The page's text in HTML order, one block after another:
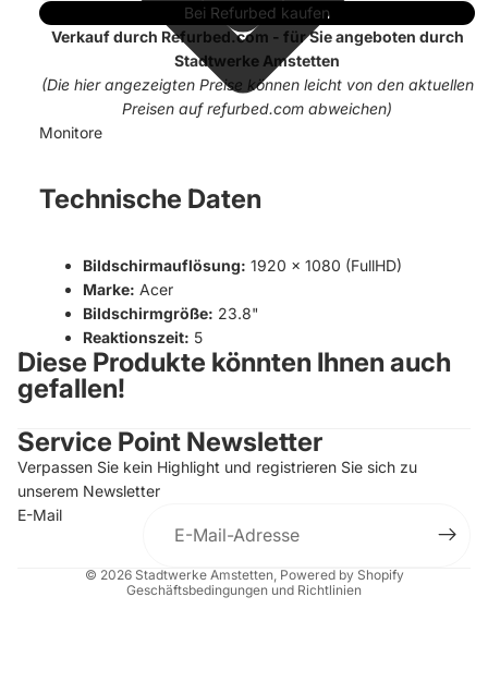
Bei Refurbed kaufen
Verkauf durch Refurbed.com - für Sie angeboten durch
Stadtwerke Amstetten
(Die hier angezeigten Preise können leicht von den aktuellen
Preisen auf refurbed.com abweichen)
Monitore
Technische Daten
Bildschirmauflösung: 1920 x 1080 (FullHD)
Marke: Acer
Bildschirmgröße: 23.8"
Reaktionszeit: 5
Diese Produkte könnten Ihnen auch
gefallen!
Service Point Newsletter
Verpassen Sie kein Highlight und registrieren Sie sich zu
unserem Newsletter
E-Mail
© 2026 Stadtwerke Amstetten, Powered by Shopify
Geschäftsbedingungen und Richtlinien
Datenschutzerklärung
Impressum